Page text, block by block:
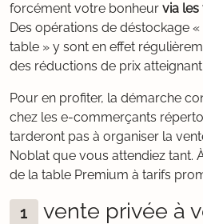
forcément votre bonheur via les
Des opérations de déstockage
table » y sont en effet
des réductions de prix
Pour en profiter, la démarche
chez les e-commerçants
tarderont pas à organiser la
Noblat que vous attendiez tant.
de la table Premium à tarifs
1 vente privée à